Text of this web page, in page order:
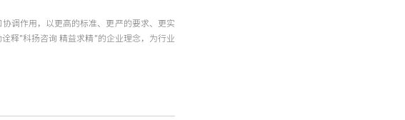
调作用，以更高的标准、更严的要求、更实
释"科扬咨询 精益求精"的企业理念，为行业